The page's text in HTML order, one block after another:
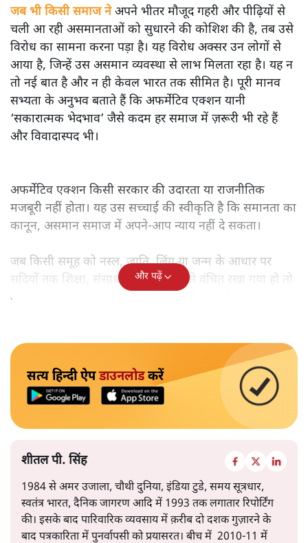
जब भी किसी समाज नेअपने भीतर मौजूद गहरी और पीढ़ियों से
चली आ रही असमानताओं को सुधारने की कोशिश की है, तब उसे
विरोध का सामना करना पड़ा है। यह विरोध अक्सर उन लोगों से
आया है, जिन्हें उस असमान व्यवस्था से लाभ मिलता रहा है। यह न
तो नई बात है और न ही केवल भारत तक सीमित है। पूरी मानव
सभ्यता के अनुभव बताते हैं कि अफर्मेटिव एक्शन यानी
‘सकारात्मक भेदभाव’ जैसे कदम हर समाज में ज़रूरी भी रहे हैं
और विवादास्पद भी।
अफर्मेटिव एक्शन किसी सरकार की उदारता या राजनीतिक
मजबूरी नहीं होता। यह उस सच्चाई की स्वीकृति है कि समानता का
कानून, असमान समाज में अपने-आप न्याय नहीं दे सकता।
जब किसी समूह को नस्ल, जाति, लिंग या जन्म के आधार पर
सदियों तक शिक्षा, संसाधनों और सम्मान से वंचित रखा गया हो तो
केवल ‘सब बराबर हैं’ कह देने से स्थिति नहीं बदलती।
और पढ़ें
सत्य हिन्दी ऐपडाउनलोडकरें
शीतल पी. सिंह
1984 से अमर उजाला, चौथी दुनिया, इंडिया टुडे, समय सूत्रधार,
स्वतंत्र भारत, दैनिक जागरण आदि में 1993 तक लगातार रिपोर्टिंग
की। इसके बाद पारिवारिक व्यवसाय में क़रीब दो दशक गुज़ारने के
बाद पत्रकारिता में पुनर्वापसी को प्रयासरत। बीच में 2010-11 में